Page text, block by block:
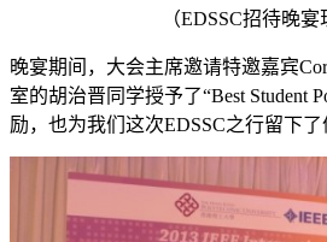
（EDSSC招待晚宴
晚宴期间，大会主席邀请特邀嘉宾
室的胡治晋同学授予了“Best Student
励，也为我们这次EDSSC之行留下了